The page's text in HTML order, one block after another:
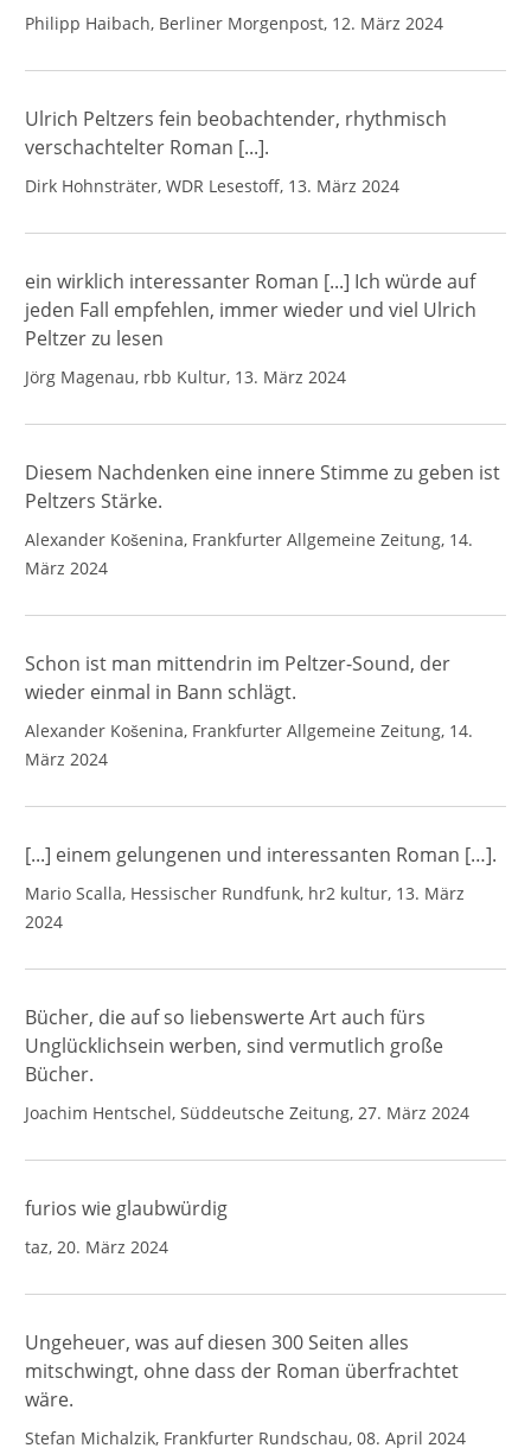
Philipp Haibach, Berliner Morgenpost, 12. März 2024
Ulrich Peltzers fein beobachtender, rhythmisch
verschachtelter Roman [...].
Dirk Hohnsträter, WDR Lesestoff, 13. März 2024
ein wirklich interessanter Roman [...] Ich würde auf
jeden Fall empfehlen, immer wieder und viel Ulrich
Peltzer zu lesen
Jörg Magenau, rbb Kultur, 13. März 2024
Diesem Nachdenken eine innere Stimme zu geben ist
Peltzers Stärke.
Alexander Košenina, Frankfurter Allgemeine Zeitung, 14.
März 2024
Schon ist man mittendrin im Peltzer-Sound, der
wieder einmal in Bann schlägt.
Alexander Košenina, Frankfurter Allgemeine Zeitung, 14.
März 2024
[...] einem gelungenen und interessanten Roman […].
Mario Scalla, Hessischer Rundfunk, hr2 kultur, 13. März
2024
Bücher, die auf so liebenswerte Art auch fürs
Unglücklichsein werben, sind vermutlich große
Bücher.
Joachim Hentschel, Süddeutsche Zeitung, 27. März 2024
furios wie glaubwürdig
taz, 20. März 2024
Ungeheuer, was auf diesen 300 Seiten alles
mitschwingt, ohne dass der Roman überfrachtet
wäre.
Stefan Michalzik, Frankfurter Rundschau, 08. April 2024